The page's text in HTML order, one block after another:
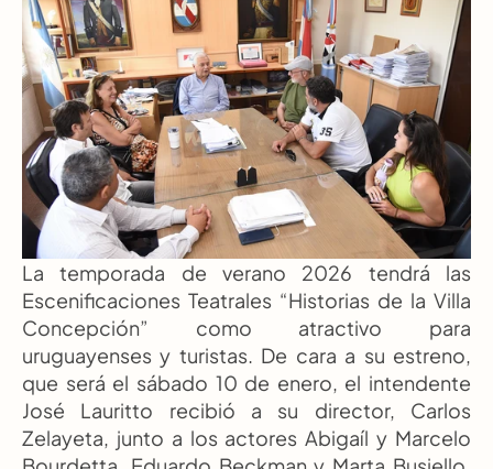
La temporada de verano 2026 tendrá las
Escenificaciones Teatrales “Historias de la Villa
Concepción” como atractivo para
uruguayenses y turistas. De cara a su estreno,
que será el sábado 10 de enero, el intendente
José Lauritto recibió a su director, Carlos
Zelayeta, junto a los actores Abigaíl y Marcelo